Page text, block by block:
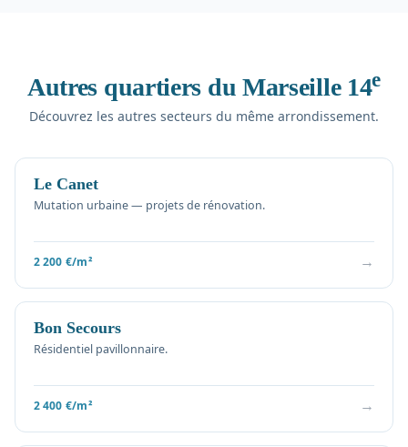
Autres quartiers du Marseille 14e
Découvrez les autres secteurs du même arrondissement.
Le Canet
Mutation urbaine — projets de rénovation.
2 200 €/m² →
Bon Secours
Résidentiel pavillonnaire.
2 400 €/m² →